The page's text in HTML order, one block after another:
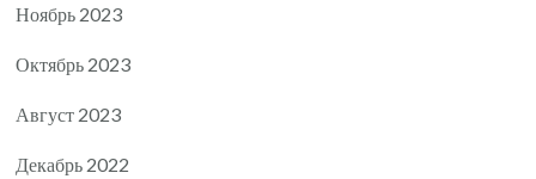
Ноябрь 2023
Октябрь 2023
Август 2023
Декабрь 2022